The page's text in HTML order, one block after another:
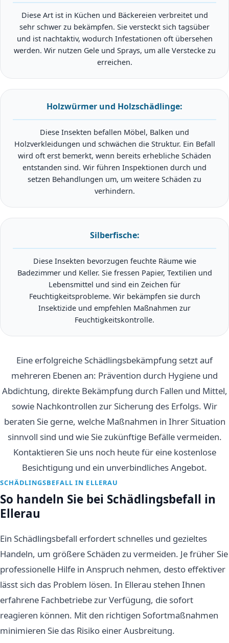
Diese Art ist in Küchen und Bäckereien verbreitet und
sehr schwer zu bekämpfen. Sie versteckt sich tagsüber
und ist nachtaktiv, wodurch Infestationen oft übersehen
werden. Wir nutzen Gele und Sprays, um alle Verstecke zu
erreichen.
Holzwürmer und Holzschädlinge:
Diese Insekten befallen Möbel, Balken und
Holzverkleidungen und schwächen die Struktur. Ein Befall
wird oft erst bemerkt, wenn bereits erhebliche Schäden
entstanden sind. Wir führen Inspektionen durch und
setzen Behandlungen um, um weitere Schäden zu
verhindern.
Silberfische:
Diese Insekten bevorzugen feuchte Räume wie
Badezimmer und Keller. Sie fressen Papier, Textilien und
Lebensmittel und sind ein Zeichen für
Feuchtigkeitsprobleme. Wir bekämpfen sie durch
Insektizide und empfehlen Maßnahmen zur
Feuchtigkeitskontrolle.
Eine erfolgreiche Schädlingsbekämpfung setzt auf
mehreren Ebenen an: Prävention durch Hygiene und
Abdichtung, direkte Bekämpfung durch Fallen und Mittel,
sowie Nachkontrollen zur Sicherung des Erfolgs. Wir
beraten Sie gerne, welche Maßnahmen in Ihrer Situation
sinnvoll sind und wie Sie zukünftige Befälle vermeiden.
Kontaktieren Sie uns noch heute für eine kostenlose
Besichtigung und ein unverbindliches Angebot.
SCHÄDLINGSBEFALL IN ELLERAU
So handeln Sie bei Schädlingsbefall in
Ellerau
Ein Schädlingsbefall erfordert schnelles und gezieltes
Handeln, um größere Schäden zu vermeiden. Je früher Sie
professionelle Hilfe in Anspruch nehmen, desto effektiver
lässt sich das Problem lösen. In Ellerau stehen Ihnen
erfahrene Fachbetriebe zur Verfügung, die sofort
reagieren können. Mit den richtigen Sofortmaßnahmen
minimieren Sie das Risiko einer Ausbreitung.